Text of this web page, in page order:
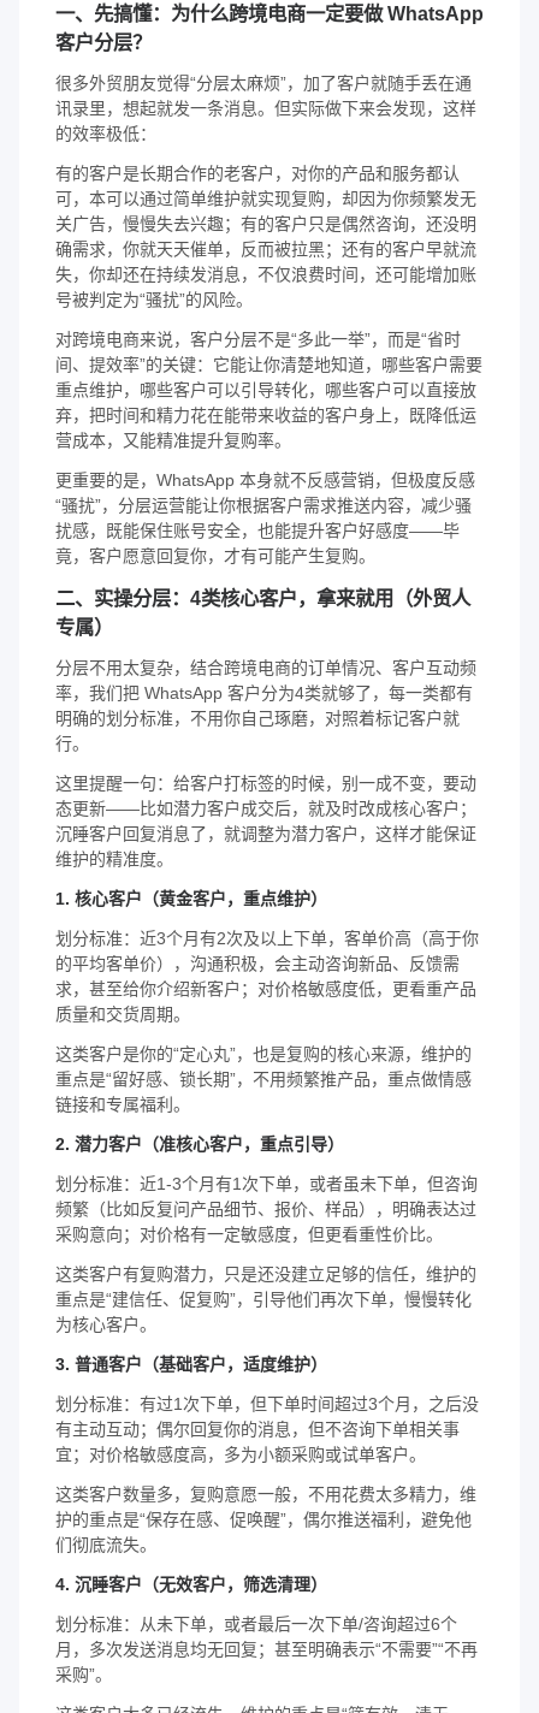
一、先搞懂：为什么跨境电商一定要做 WhatsApp
客户分层？
很多外贸朋友觉得“分层太麻烦”，加了客户就随手丢在通
讯录里，想起就发一条消息。但实际做下来会发现，这样
的效率极低：
有的客户是长期合作的老客户，对你的产品和服务都认
可，本可以通过简单维护就实现复购，却因为你频繁发无
关广告，慢慢失去兴趣；有的客户只是偶然咨询，还没明
确需求，你就天天催单，反而被拉黑；还有的客户早就流
失，你却还在持续发消息，不仅浪费时间，还可能增加账
号被判定为“骚扰”的风险。
对跨境电商来说，客户分层不是“多此一举”，而是“省时
间、提效率”的关键：它能让你清楚地知道，哪些客户需要
重点维护，哪些客户可以引导转化，哪些客户可以直接放
弃，把时间和精力花在能带来收益的客户身上，既降低运
营成本，又能精准提升复购率。
更重要的是，WhatsApp 本身就不反感营销，但极度反感
“骚扰”，分层运营能让你根据客户需求推送内容，减少骚
扰感，既能保住账号安全，也能提升客户好感度——毕
竟，客户愿意回复你，才有可能产生复购。
二、实操分层：4类核心客户，拿来就用（外贸人
专属）
分层不用太复杂，结合跨境电商的订单情况、客户互动频
率，我们把 WhatsApp 客户分为4类就够了，每一类都有
明确的划分标准，不用你自己琢磨，对照着标记客户就
行。
这里提醒一句：给客户打标签的时候，别一成不变，要动
态更新——比如潜力客户成交后，就及时改成核心客户；
沉睡客户回复消息了，就调整为潜力客户，这样才能保证
维护的精准度。
1. 核心客户（黄金客户，重点维护）
划分标准：近3个月有2次及以上下单，客单价高（高于你
的平均客单价），沟通积极，会主动咨询新品、反馈需
求，甚至给你介绍新客户；对价格敏感度低，更看重产品
质量和交货周期。
这类客户是你的“定心丸”，也是复购的核心来源，维护的
重点是“留好感、锁长期”，不用频繁推产品，重点做情感
链接和专属福利。
2. 潜力客户（准核心客户，重点引导）
划分标准：近1-3个月有1次下单，或者虽未下单，但咨询
频繁（比如反复问产品细节、报价、样品），明确表达过
采购意向；对价格有一定敏感度，但更看重性价比。
这类客户有复购潜力，只是还没建立足够的信任，维护的
重点是“建信任、促复购”，引导他们再次下单，慢慢转化
为核心客户。
3. 普通客户（基础客户，适度维护）
划分标准：有过1次下单，但下单时间超过3个月，之后没
有主动互动；偶尔回复你的消息，但不咨询下单相关事
宜；对价格敏感度高，多为小额采购或试单客户。
这类客户数量多，复购意愿一般，不用花费太多精力，维
护的重点是“保存在感、促唤醒”，偶尔推送福利，避免他
们彻底流失。
4. 沉睡客户（无效客户，筛选清理）
划分标准：从未下单，或者最后一次下单/咨询超过6个
月，多次发送消息均无回复；甚至明确表示“不需要”“不再
采购”。